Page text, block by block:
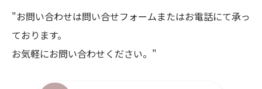
"お問い合わせは問い合せフォームまたはお電話にて承っ
ております。
お気軽にお問い合わせください。"